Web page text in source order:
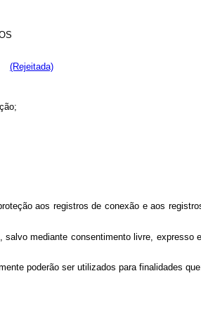
(Rejeitada)
aos registros de conexão e aos
mediante consentimento livre, expresso
poderão ser utilizados para finalidades